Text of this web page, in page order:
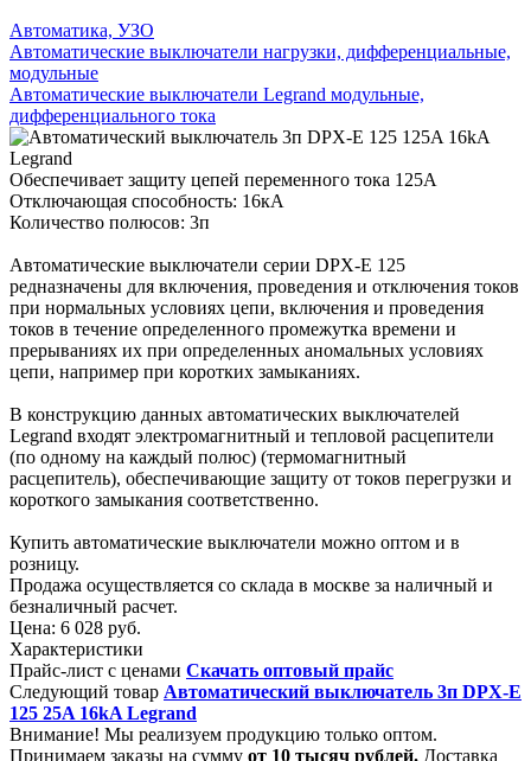
Автоматика, УЗО
Автоматические выключатели нагрузки, дифференциальные,
модульные
Автоматические выключатели Legrand модульные,
дифференциального тока
Обеспечивает защиту цепей переменного тока 125А
Отключающая способность: 16кА
Количество полюсов: 3п
Автоматические выключатели серии DPX-E 125
редназначены для включения, проведения и отключения токов
при нормальных условиях цепи, включения и проведения
токов в течение определенного промежутка времени и
прерываниях их при определенных аномальных условиях
цепи, например при коротких замыканиях.
В конструкцию данных автоматических выключателей
Legrand входят электромагнитный и тепловой расцепители
(по одному на каждый полюс) (термомагнитный
расцепитель), обеспечивающие защиту от токов перегрузки и
короткого замыкания соответственно.
Купить автоматические выключатели можно оптом и в
розницу.
Продажа осуществляется со склада в москве за наличный и
безналичный расчет.
Цена: 6 028 руб.
Характеристики
Прайс-лист с ценами Скачать оптовый прайс
Следующий товар Автоматический выключатель 3п DPX-E
125 25A 16kA Legrand
Внимание! Мы реализуем продукцию только оптом.
Принимаем заказы на сумму от 10 тысяч рублей. Доставка